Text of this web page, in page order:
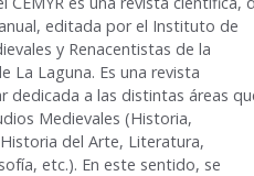
editada por el Instituto de
y Renacentistas de la
La Laguna. Es una revista
dedicada a las distintas áreas
Medievales (Historia,
del Arte, Literatura,
etc.). En este sentido, se